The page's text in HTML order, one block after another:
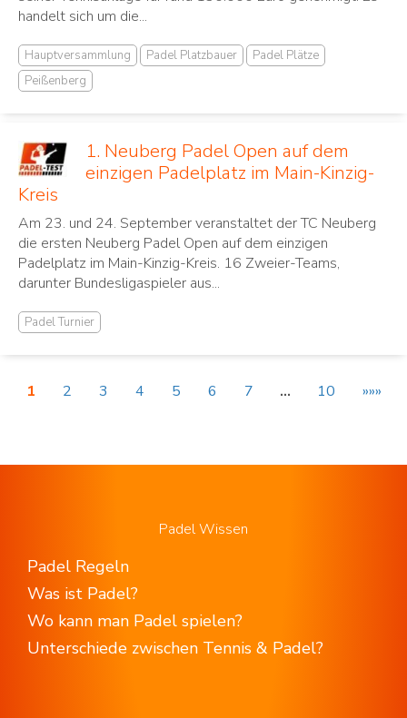
handelt sich um die...
Hauptversammlung Padel Platzbauer
Padel Plätze
Peißenberg
1. Neuberg Padel Open auf dem
einzigen Padelplatz im Main-Kinzig-
Kreis
Am 23. und 24. September veranstaltet der TC Neuberg
die ersten Neuberg Padel Open auf dem einzigen
Padelplatz im Main-Kinzig-Kreis. 16 Zweier-Teams,
darunter Bundesligaspieler aus...
Padel Turnier
1 2 3 4 5 6 7 … 10 »»»
Padel Wissen
Padel Regeln
Was ist Padel?
Wo kann man Padel spielen?
Unterschiede zwischen Tennis & Padel?